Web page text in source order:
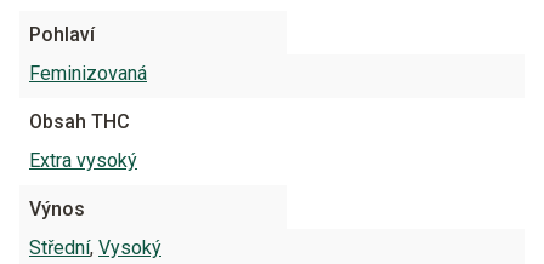
Pohlaví
Feminizovaná
Obsah THC
Extra vysoký
Výnos
Střední, Vysoký